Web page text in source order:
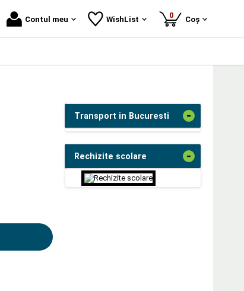
Contul meu WishList 0produse
Coș
Transport in Bucuresti -
Rechizite scolare -